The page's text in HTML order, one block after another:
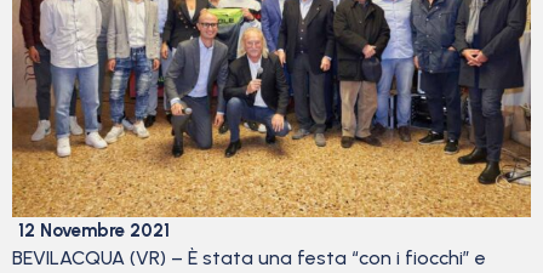
12 Novembre 2021
BEVILACQUA (VR) – È stata una festa “con i fiocchi” e